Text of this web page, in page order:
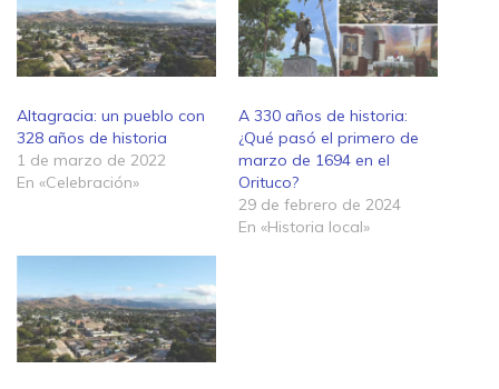
Altagracia: un pueblo con
328 años de historia
1 de marzo de 2022
En «Celebración»
A 330 años de historia:
¿Qué pasó el primero de
marzo de 1694 en el
Orituco?
29 de febrero de 2024
En «Historia local»